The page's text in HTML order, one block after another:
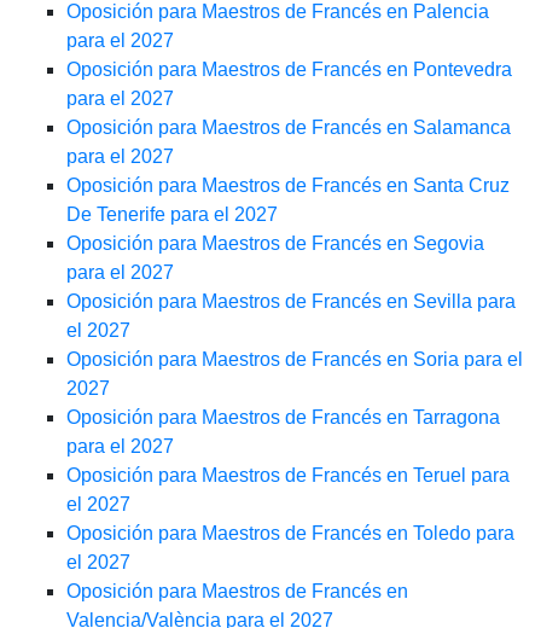
Oposición para Maestros de Francés en Palencia
para el 2027
Oposición para Maestros de Francés en Pontevedra
para el 2027
Oposición para Maestros de Francés en Salamanca
para el 2027
Oposición para Maestros de Francés en Santa Cruz
De Tenerife para el 2027
Oposición para Maestros de Francés en Segovia
para el 2027
Oposición para Maestros de Francés en Sevilla para
el 2027
Oposición para Maestros de Francés en Soria para el
2027
Oposición para Maestros de Francés en Tarragona
para el 2027
Oposición para Maestros de Francés en Teruel para
el 2027
Oposición para Maestros de Francés en Toledo para
el 2027
Oposición para Maestros de Francés en
Valencia/València para el 2027